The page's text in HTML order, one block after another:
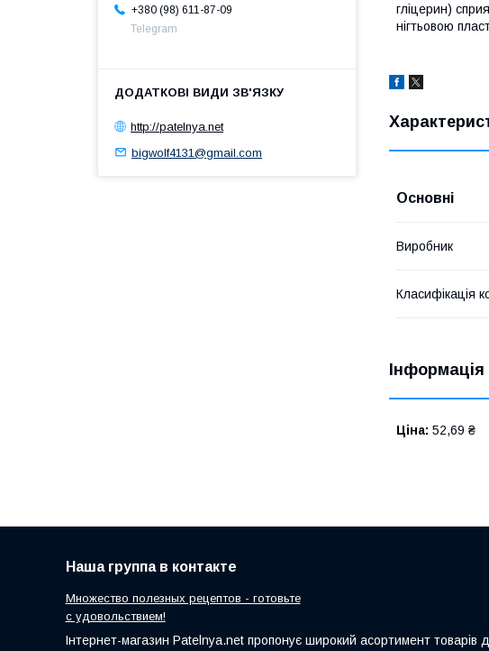
гліцерин)
нігтьовою
Основні
Виробник
Класифікація
Ціна: 52,69 ₴
+380 (98) 611-87-09
Telegram
http://patelnya.net
bigwolf4131@gmail.com
Наша группа в контакте
Множество полезных рецептов - готовьте
с удовольствием!
Інтернет-магазин Patelnya.net пропонує широкий асортимент